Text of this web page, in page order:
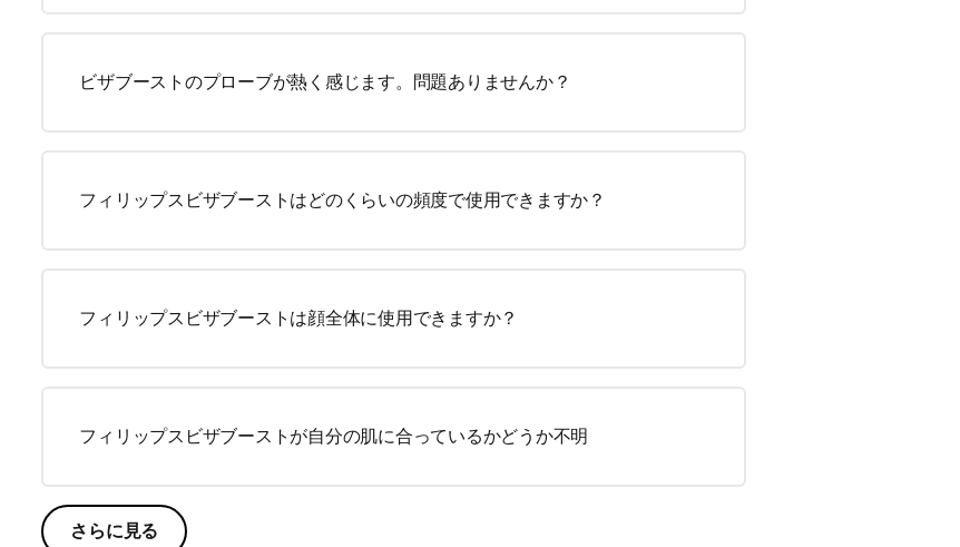
ビザブーストのプローブが熱く感じます。問題ありませんか？
フィリップスビザブーストはどのくらいの頻度で使用できますか？
フィリップスビザブーストは顔全体に使用できますか？
フィリップスビザブーストが自分の肌に合っているかどうか不明
さらに見る